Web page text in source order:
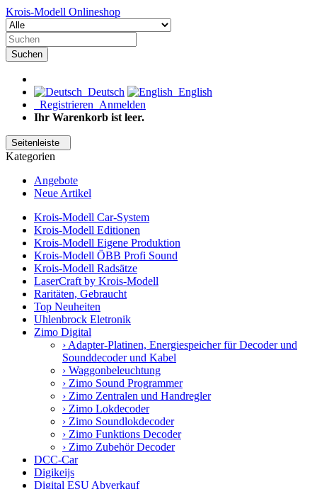
Krois-Modell Onlineshop
Suchen
Deutsch
English
Registrieren Anmelden
Ihr Warenkorb ist leer.
Seitenleiste
Kategorien
Angebote
Neue Artikel
Krois-Modell Car-System
Krois-Modell Editionen
Krois-Modell Eigene Produktion
Krois-Modell ÖBB Profi Sound
Krois-Modell Radsätze
LaserCraft by Krois-Modell
Raritäten, Gebraucht
Top Neuheiten
Uhlenbrock Eletronik
Zimo Digital
› Adapter-Platinen, Energiespeicher für Decoder und
Sounddecoder und Kabel
› Waggonbeleuchtung
› Zimo Sound Programmer
› Zimo Zentralen und Handregler
› Zimo Lokdecoder
› Zimo Soundlokdecoder
› Zimo Funktions Decoder
› Zimo Zubehör Decoder
DCC-Car
Digikeijs
Digital ESU Abverkauf